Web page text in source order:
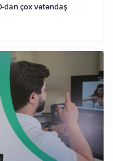
çox vətəndaş